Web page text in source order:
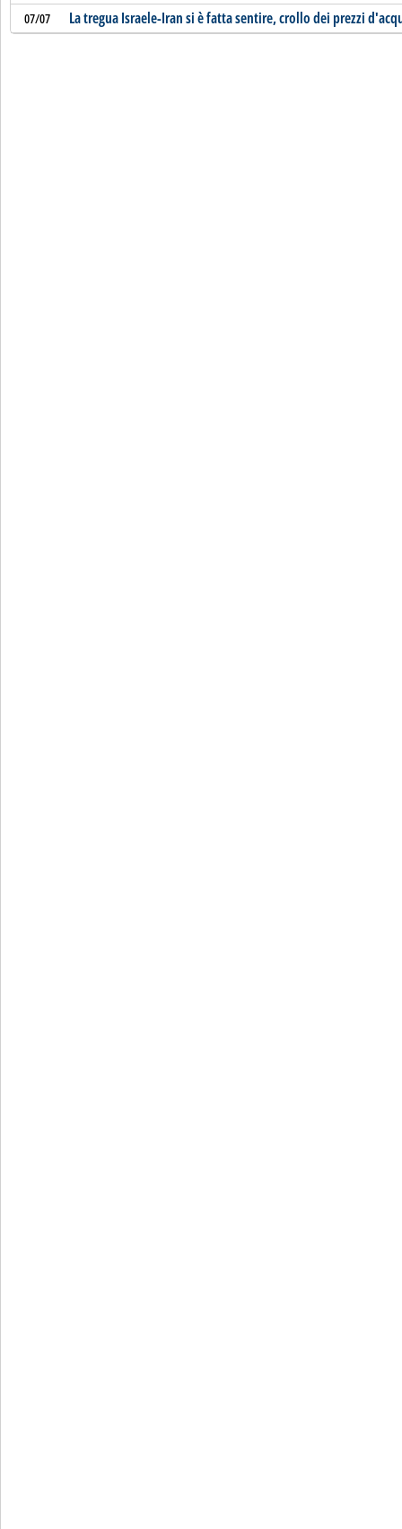
07/07 La tregua Israele-Iran si è fatta sentire, crollo dei prezzi